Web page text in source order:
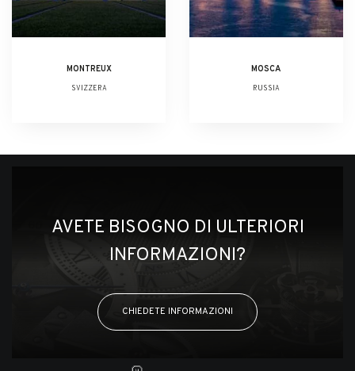
MONTREUX
SVIZZERA
MOSCA
RUSSIA
AVETE BISOGNO DI ULTERIORI
INFORMAZIONI?
CHIEDETE INFORMAZIONI